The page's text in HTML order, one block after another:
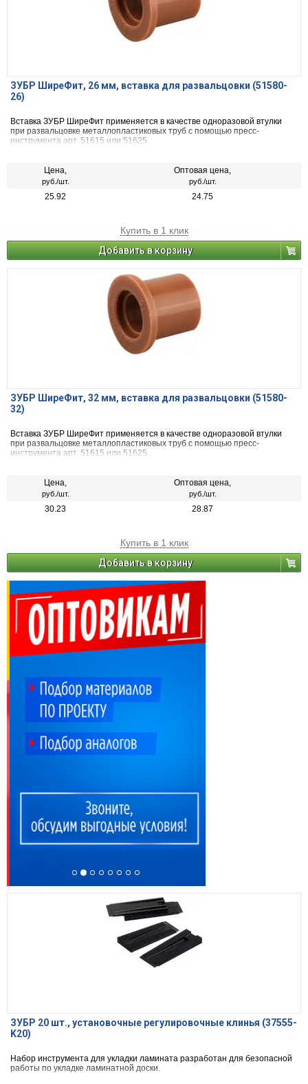
ЗУБР ШиреФит, 26 мм, вставка для развальцовки (51580-
26)
Вставка ЗУБР ШиреФит применяется в качестве одноразовой втулки
при развальцовке металлопластиковых труб с помощью пресс-
инструмента арт. 51615 или 51625.
Цена,
руб./шт.
Оптовая цена,
руб./шт.
25.92 24.75
Купить в 1 клик
Добавить в корзину
ЗУБР ШиреФит, 32 мм, вставка для развальцовки (51580-
32)
Вставка ЗУБР ШиреФит применяется в качестве одноразовой втулки
при развальцовке металлопластиковых труб с помощью пресс-
инструмента арт. 51615 или 51625.
Цена,
руб./шт.
Оптовая цена,
руб./шт.
30.23 28.87
Купить в 1 клик
Добавить в корзину
ЗУБР 20 шт., установочные регулировочные клинья (37555-
K20)
Набор инструмента для укладки ламината разработан для безопасной
работы по укладке ламинатной доски.